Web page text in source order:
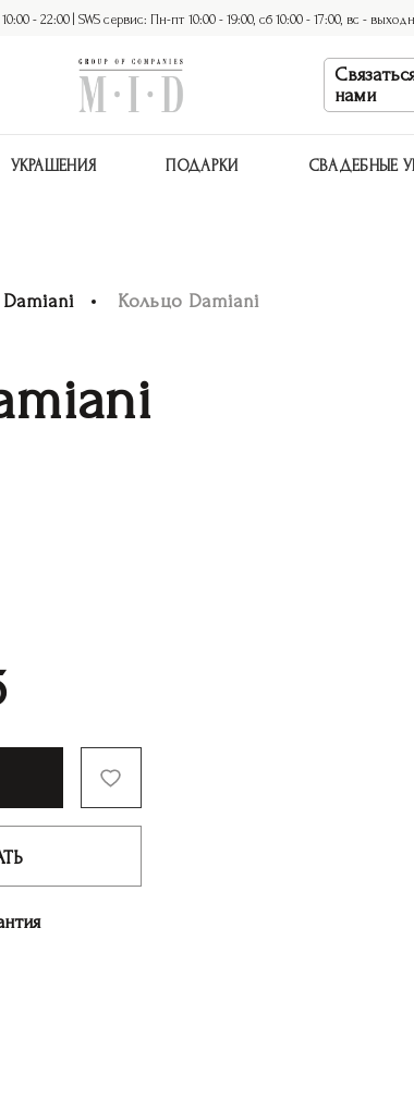
- 22:00 | SWS сервис: Пн-пт 10:00 - 19:00, сб 10:00 - 17:00, вс -
нами
УКРАШЕНИЯ ПОДАРКИ СВАДЕБНЫЕ
Damiani Кольцо Damiani